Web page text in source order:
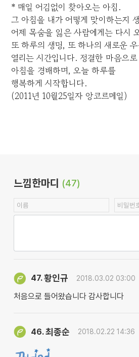
* 매일 어김없이 찾아오는 아침.
그 아침을 내가 어떻게 맞이하는지
어제 목숨을 잃은 사람에게는 다시
또 하루의 생명, 또 하나의 새로운
열리는 시간입니다. 정결한 마음으로
아침을 경배하며, 오늘 하루를
행복하게 시작합니다.
(2011년 10월25일자 앙코르메일)
느낌한마디 (47)
47.황인규 2018.03.02 03:00
처음으로 들어왔습니다 감사합니다
46.최종순 2018.02.22 14:36